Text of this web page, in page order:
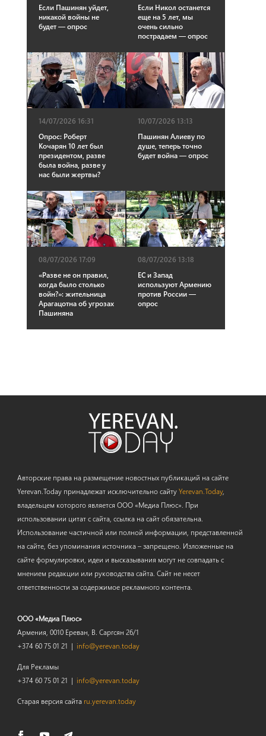
Если Пашинян уйдет,
никакой войны не
будет — опрос
Если Никол останется
еще на 5 лет, мы
очень сильно
пострадаем — опрос
14/07/2026 16:31
Опрос: Роберт
Кочарян 10 лет был
президентом, разве
была война, разве у
нас были жертвы?
10/07/2026 13:13
Пашинян Алиеву по
душе, теперь точно
будет война — опрос
08/07/2026 17:09
«Разве не он правил,
когда было столько
войн?»: жительница
Арагацотна об угрозах
Пашиняна
08/07/2026 13:18
ЕС и Запад
используют Армению
против России —
опрос
Авторские права на размещение новостных публикаций на сайте
Yerevan.Today принадлежат исключительно сайтуYerevan.Today,
владельцем которого является ООО «Медиа Плюс». При
использовании цитат с сайта, ссылка на сайт обязательна.
Использование частичной или полной информации, представленной
на сайте, без упоминания источника – запрещено. Изложенные на
сайте формулировки, идеи и высказывания могут не совпадать с
мнением редакции или руководства сайта. Сайт не несет
ответственности за содержимое рекламного контента.
ООО «Медиа Плюс»
Армения, 0010 Ереван, В. Саргсян 26/1
+374 60 75 01 21 | info@yerevan.today
Для Рекламы
+374 60 75 01 21 | info@yerevan.today
Старая версия сайта ru.yerevan.today